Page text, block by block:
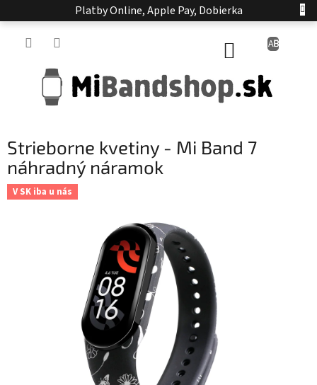
na
Platby Online, Apple Pay, Dobierka
NÁKUPNÝ
Strieborne kvetiny - Mi Band 7
náhradný náramok
V SK iba u nás